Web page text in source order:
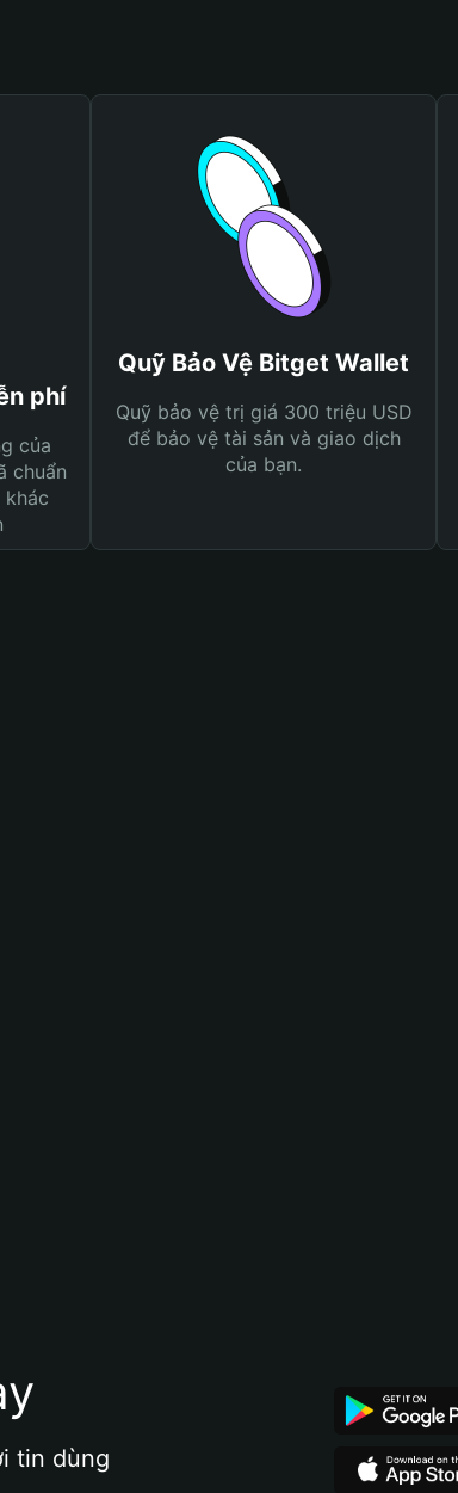
phí
của
chuẩn
khác
Quỹ Bảo Vệ Bitget Wallet
Quỹ bảo vệ trị giá 300 triệu USD
để bảo vệ tài sản và giao dịch
của bạn.
tin dùng